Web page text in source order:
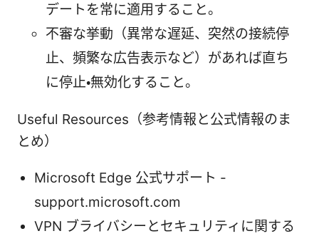
デートを常に適用すること。
不審な挙動（異常な遅延、突然の接続停
止、頻繁な広告表示など）があれば直ち
に停止・無効化すること。
Useful Resources（参考情報と公式情報のま
とめ）
Microsoft Edge 公式サポート -
support.microsoft.com
VPN ブライバシーとセキュリティに関する